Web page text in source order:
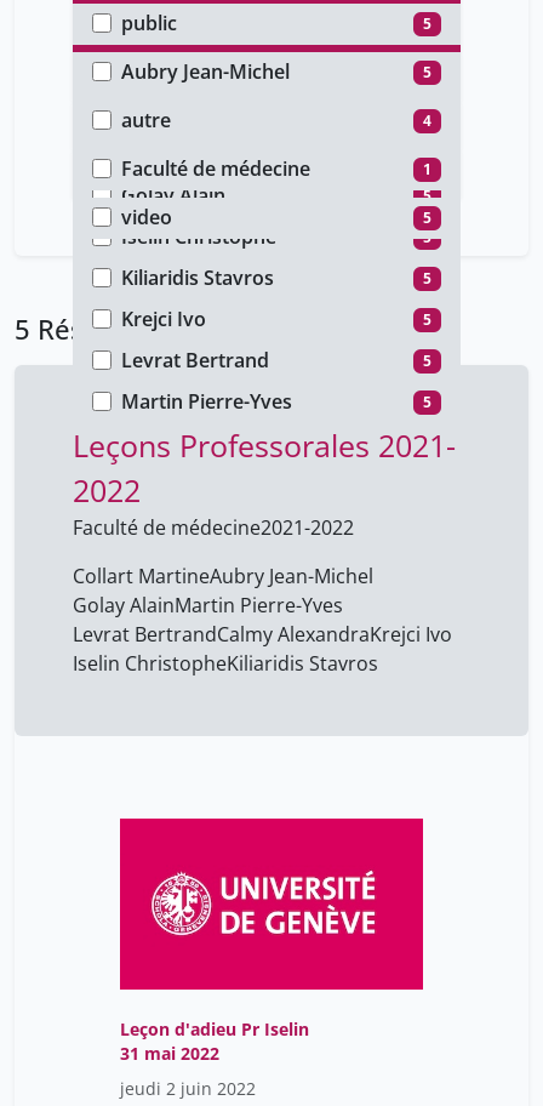
public
5
Auteur
Aubry Jean-Michel
5
Calmy Alexandra 5
Collart Martine 5
Golay Alain 5
Iselin Christophe 5
Kiliaridis Stavros 5
Krejci Ivo 5
Levrat Bertrand 5
Martin Pierre-Yves 5
Type de document
autre
4
conference 1
Faculté
Faculté de médecine
1
Type de média
video
5
5 Résultats
Leçons Professorales 2021-
2022
Faculté de médecine2021-2022
Collart MartineAubry Jean-Michel
Golay AlainMartin Pierre-Yves
Levrat BertrandCalmy AlexandraKrejci Ivo
Iselin ChristopheKiliaridis Stavros
Leçon d'adieu Pr Iselin
31 mai 2022
jeudi 2 juin 2022